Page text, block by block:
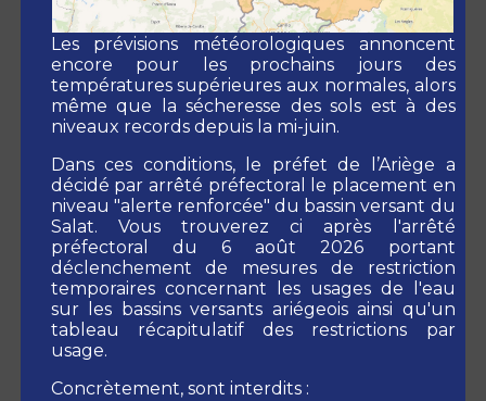
2026(45Ko)
publié le 16/03/2026 à 16:19
2020 (42Ko)
publié le 06/07/2022 à 14:29
2014(36Ko)
2008(34Ko)
publié le 06/07/2022 à 14:29
Cantonales
Départementales
publié le 06/07/2022 à 14:29
Les prévisions météorologiques annoncent
encore pour les prochains jours des
températures supérieures aux normales, alors
même que la sécheresse des sols est à des
niveaux records depuis la mi-juin.
Dans ces conditions, le préfet de l’Ariège a
décidé par arrêté préfectoral le placement en
niveau "alerte renforcée" du bassin versant du
Salat. Vous trouverez ci après l'arrêté
préfectoral du 6 août 2026 portant
déclenchement de mesures de restriction
temporaires concernant les usages de l'eau
sur les bassins versants ariégeois ainsi qu'un
tableau récapitulatif des restrictions par
usage.
Concrètement, sont interdits :